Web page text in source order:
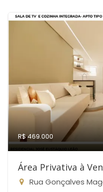
R$ 469.000
Área Privativa à
Rua Gonçalves